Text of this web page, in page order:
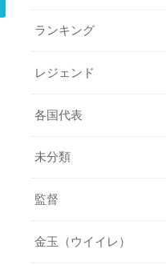
ランキング
レジェンド
各国代表
未分類
監督
金玉（ウイイレ）